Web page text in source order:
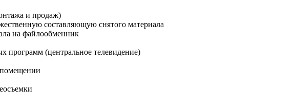
и продаж)
составляющую снятого материала
на файлообменник
программ (центральное телевидение)